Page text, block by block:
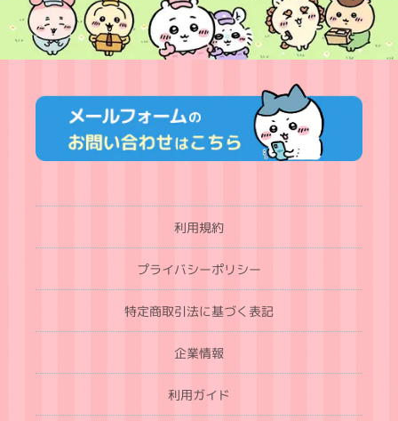
利用規約
プライバシーポリシー
特定商取引法に基づく表記
企業情報
利用ガイド